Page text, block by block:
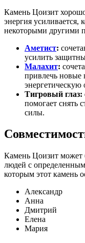
Камень Цоизит
энергия усиливается,
некоторыми другими
Аметист:
усилить
Малахит:
привлечь новые
энергетическую
Тигровый глаз:
помогает снять
силы.
Камень Цоизит может
людей с
которым этот камень
Александр
Анна
Дмитрий
Елена
Мария